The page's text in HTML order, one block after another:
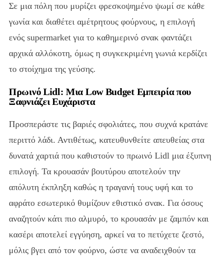
Σε μια πόλη που μυρίζει φρεσκοψημένο ψωμί σε κάθε
γωνία και διαθέτει αμέτρητους φούρνους, η επιλογή
ενός supermarket για το καθημερινό σνακ φαντάζει
αρχικά αλλόκοτη, όμως η συγκεκριμένη γωνιά κερδίζει
το στοίχημα της γεύσης.
Πρωινό Lidl: Μια Low Budget Εμπειρία που
Ξαφνιάζει Ευχάριστα
Προσπεράστε τις βαριές σφολιάτες, που συχνά κρατάνε
περιττό λάδι. Αντιθέτως, κατευθυνθείτε απευθείας στα
δυνατά χαρτιά που καθιστούν το πρωινό Lidl μια έξυπνη
επιλογή. Τα κρουασάν βουτύρου αποτελούν την
απόλυτη έκπληξη καθώς η τραγανή τους υφή και το
αφράτο εσωτερικό θυμίζουν εθιστικό σνακ. Για όσους
αναζητούν κάτι πιο αλμυρό, το κρουασάν με ζαμπόν και
κασέρι αποτελεί εγγύηση, αρκεί να το πετύχετε ζεστό,
μόλις βγει από τον φούρνο, ώστε να αναδειχθούν τα